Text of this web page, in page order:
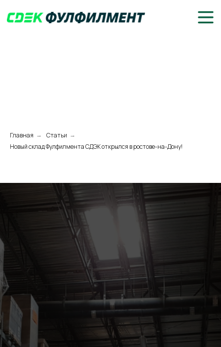
Главная → Статьи →
Новый склад Фулфилмента СДЭК открылся в ростове-на-Дону!